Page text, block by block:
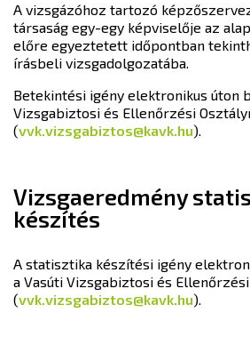
A vizsgázóhoz tartozó
társaság egy-egy képviselője az
előre egyeztetett időpontban
írásbeli vizsgadolgozatába.
Betekintési igény elektronikus úton
Vizsgabiztosi és Ellenőrzési
(vvk.vizsgabiztos@kavk.hu).
Vizsgaeredmény
készítés
A statisztika készítési igény
a Vasúti Vizsgabiztosi és
(vvk.vizsgabiztos@kavk.hu).